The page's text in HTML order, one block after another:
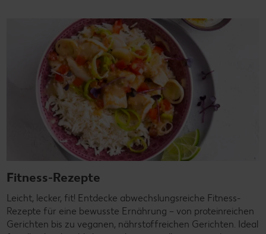
Fitness-Rezepte
Leicht, lecker, fit! Entdecke abwechslungsreiche Fitness-
Rezepte für eine bewusste Ernährung – von proteinreichen
Gerichten bis zu veganen, nährstoffreichen Gerichten. Ideal